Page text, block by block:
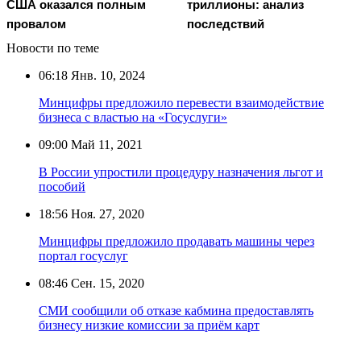
США оказался полным
провалом
триллионы: анализ
последствий
Новости по теме
06:18 Янв. 10, 2024
Минцифры предложило перевести взаимодействие
бизнеса с властью на «Госуслуги»
09:00 Май 11, 2021
В России упростили процедуру назначения льгот и
пособий
18:56 Ноя. 27, 2020
Минцифры предложило продавать машины через
портал госуслуг
08:46 Сен. 15, 2020
СМИ сообщили об отказе кабмина предоставлять
бизнесу низкие комиссии за приём карт